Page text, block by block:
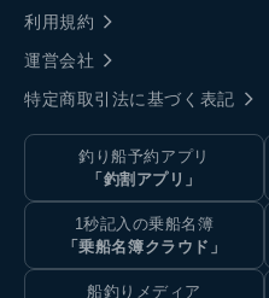
利用規約
運営会社
特定商取引法に基づく表記
釣り船予約アプリ
「釣割アプリ」
1秒記入の乗船名簿
「乗船名簿クラウド」
船釣りメディア